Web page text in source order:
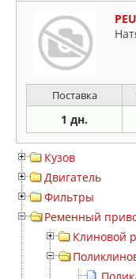
Поставка
1 дн.
Кузов
Двигатель
Фильтры
Ременный
Клиновой